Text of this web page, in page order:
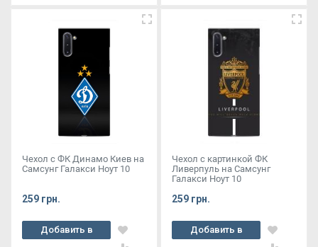
Чехол с ФК Динамо Киев на
Самсунг Галакси Ноут 10
259 грн.
Добавить в
корзину
Чехол с картинкой ФК
Ливерпуль на Самсунг
Галакси Ноут 10
259 грн.
Добавить в
корзину